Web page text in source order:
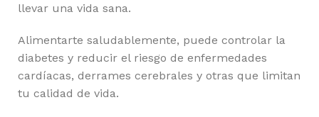
llevar una vida sana.
Alimentarte saludablemente, puede controlar la
diabetes y reducir el riesgo de enfermedades
cardíacas, derrames cerebrales y otras que limitan
tu calidad de vida.